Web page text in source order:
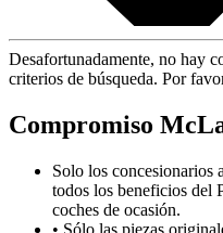
Desafortunadamente, no hay
criterios de búsqueda. Por
Compromiso Mc
Solo los concesionarios
todos los beneficios del
coches de ocasión.
• Sólo las piezas